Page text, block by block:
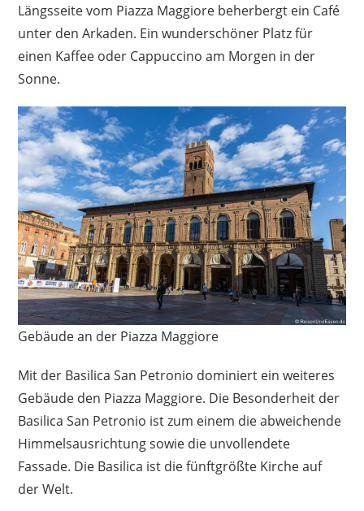
Längsseite vom Piazza Maggiore beherbergt ein Café
unter den Arkaden. Ein wunderschöner Platz für
einen Kaffee oder Cappuccino am Morgen in der
Sonne.
Gebäude an der Piazza Maggiore
Mit der Basilica San Petronio dominiert ein weiteres
Gebäude den Piazza Maggiore. Die Besonderheit der
Basilica San Petronio ist zum einem die abweichende
Himmelsausrichtung sowie die unvollendete
Fassade. Die Basilica ist die fünftgrößte Kirche auf
der Welt.